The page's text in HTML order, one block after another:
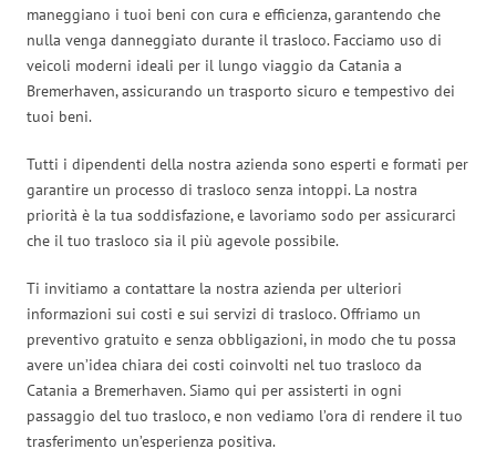
maneggiano i tuoi beni con cura e efficienza, garantendo che
nulla venga danneggiato durante il trasloco. Facciamo uso di
veicoli moderni ideali per il lungo viaggio da Catania a
Bremerhaven, assicurando un trasporto sicuro e tempestivo dei
tuoi beni.
Tutti i dipendenti della nostra azienda sono esperti e formati per
garantire un processo di trasloco senza intoppi. La nostra
priorità è la tua soddisfazione, e lavoriamo sodo per assicurarci
che il tuo trasloco sia il più agevole possibile.
Ti invitiamo a contattare la nostra azienda per ulteriori
informazioni sui costi e sui servizi di trasloco. Offriamo un
preventivo gratuito e senza obbligazioni, in modo che tu possa
avere un’idea chiara dei costi coinvolti nel tuo trasloco da
Catania a Bremerhaven. Siamo qui per assisterti in ogni
passaggio del tuo trasloco, e non vediamo l’ora di rendere il tuo
trasferimento un’esperienza positiva.